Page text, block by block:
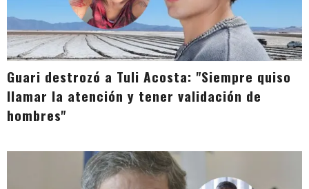
Guari destrozó a Tuli Acosta: "Siempre quiso
llamar la atención y tener validación de
hombres"